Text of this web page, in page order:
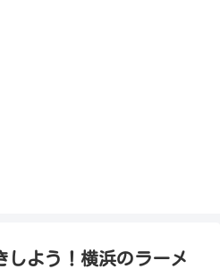
しよう！横浜のラーメ